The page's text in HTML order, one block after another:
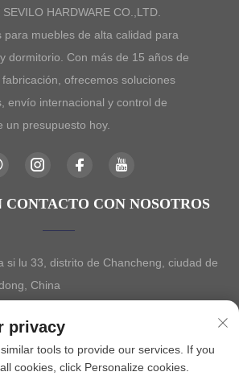
HARDWARE CO.,LTD.
para muebles de alta calidad para
dormitorio. Con más de 15 años de
ofrecemos soluciones
envío internacional y control de
un presupuesto hoy.
CONTACTO CON NOSOTROS
si lu 33, distrito de Chancheng, ciudad de
China
+86-13630015425
[email protected]
privacy
tools to provide our services. If you
cookies, click Personalize cookies.